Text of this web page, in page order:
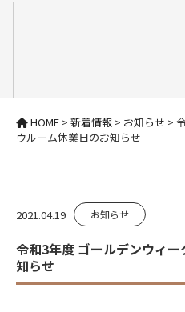
HOME > 新着情報 > お知らせ >
ウルーム休業日のお知らせ
2021.04.19 お知らせ
令和3年度 ゴールデンウィ
知らせ